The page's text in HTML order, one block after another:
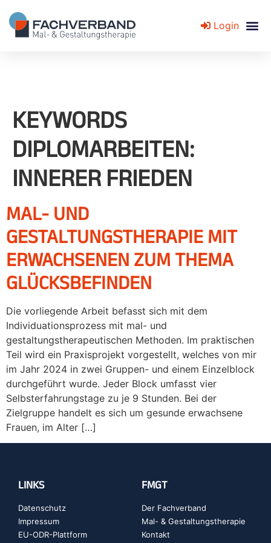
Login
KEYWORDS
DIPLOMARBEITEN:
INNERER FRIEDEN
MAL- UND
GESTALTUNGSTHERAPIE MIT
ERWACHSENEN ZUM THEMA
GLÜCKSBEFINDEN
Die vorliegende Arbeit befasst sich mit dem
Individuationsprozess mit mal- und
gestaltungstherapeutischen Methoden. Im praktischen
Teil wird ein Praxisprojekt vorgestellt, welches von mir
im Jahr 2024 in zwei Gruppen- und einem Einzelblock
durchgeführt wurde. Jeder Block umfasst vier
Selbsterfahrungstage zu je 9 Stunden. Bei der
Zielgruppe handelt es sich um gesunde erwachsene
Frauen, im Alter […]
LINKS
Datenschutz
Impressum
EU-ODR-Plattform
FMGT
Der Fachverband
Mal- & Gestaltungstherapie
Kontakt